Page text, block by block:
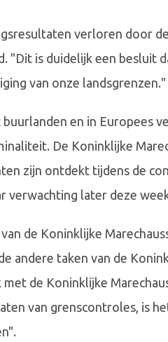
verloren door
"Dit is duidelijk een besluit
van onze landsgrenzen."
en in Europees
De Koninklijke
zijn ontdekt tijdens de
verwachting later deze
de Koninklijke
andere taken van de
de Koninklijke
van grenscontroles, is